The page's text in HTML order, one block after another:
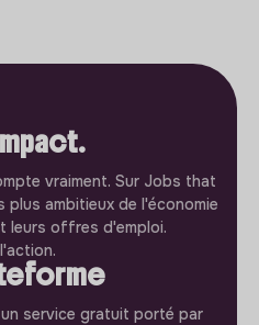
vraiment. Sur Jobs that
plus ambitieux de l'économie
leurs offres d'emploi.
service gratuit porté par